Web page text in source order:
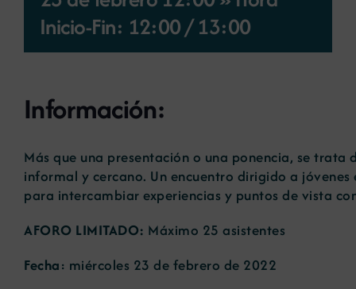
Portal de empleo
Contacto
Inicio-Fin: 12:00/13:00
Información:
Más que una presentación o una ponencia, se
informal y cercano. Un encuentro dirigido a
para intercambiar experiencias y puntos de vista
AFORO LIMITADO: Máximo 25 asistentes
Fecha: miércoles 23 de febrero de 2022